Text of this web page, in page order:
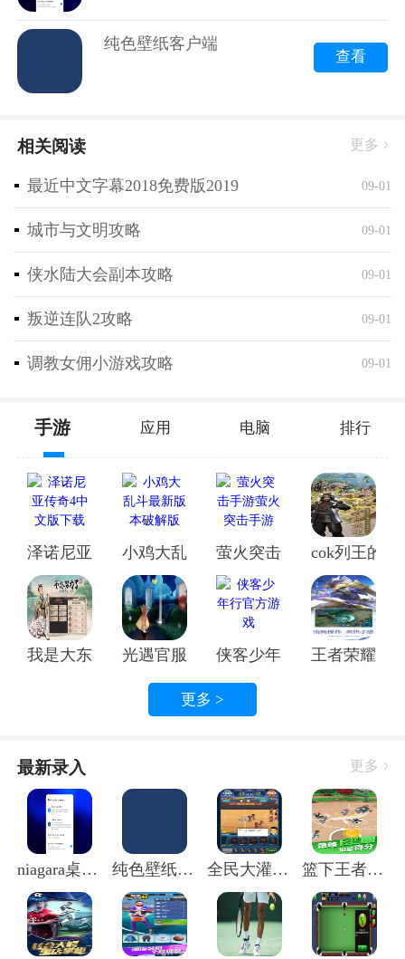
栏整合到桌面启动器中，让你在桌面启动器中查看所有
正在运行的程序。
4. 搜索功能：内置搜索功能，让你轻松找到电脑中的文
件、文件夹和应用程序。
载各种皮肤，让你的桌面更加个性化。
三、Niagara桌面启动器破解版：安装与使用
1. 下载破解版：首先，你需要从可靠的网站下载
Niagara桌面启动器破解版。请注意，破解版软件可能
存在安全风险，请谨慎使用。
3. 设置桌面启动器：安装完成后，打开桌面启动器，你
等。
4. 使用桌面启动器：现在，你可以将常用软件的图标拖
拽到桌面启动器中，方便快速启动。
四、Niagara桌面启动器破解版：安全与风险
虽然Niagara桌面启动器破解版功能强大，但使用破解
版软件存在一定的风险。以下是一些需要注意的事项：
1. 安全风险：破解版软件可能存在病毒、木马等恶意程
纯色壁纸客户端
查看
相关阅读 更多
最近中文字幕2018免费版2019 09-01
城市与文明攻略 09-01
侠水陆大会副本攻略 09-01
叛逆连队2攻略 09-01
调教女佣小游戏攻略 09-01
手游 应用 电脑 排行
泽诺尼亚传奇4中文版下载小鸡大乱斗最新版本破解版
萤火突击手游萤火突击手
cok列王的纷
我是大东家手游官方正版
光遇官服光遇官服侠客少年行官方游戏
王者荣耀官
更多 >
最新录入 更多
niagara桌面启动器破解版 纯色壁纸客户端 全民大灌篮测试服 篮下王者手游官方版